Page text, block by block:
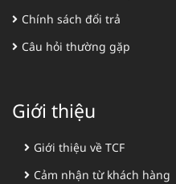
Chính sách đổi trả
Câu hỏi thường gặp
Giới thiệu
Giới thiệu về TCF
Cảm nhận từ khách hàng